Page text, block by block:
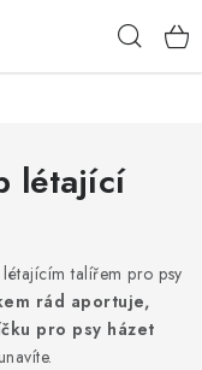
létající
létajícím talířem pro psy
rád aportuje,
pro psy házet